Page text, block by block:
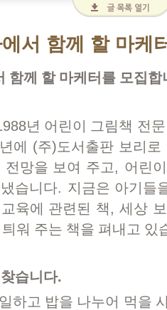
서 함께 할 마케
함께 할 마케터를 모집합
년 어린이 그림책 전
년에 (주)도서출판 보리
망을 보여 주고 , 어린
습니다. 지금은 아기들
교육에 관련된 책 ,세상
워 주는 책을 펴내고 있
습니다.
하고 밥을 나누어 먹을